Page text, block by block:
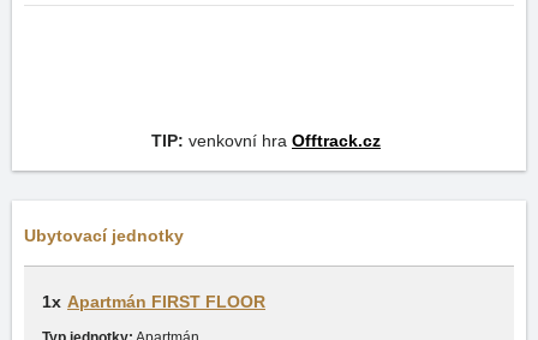
TIP: venkovní hra Offtrack.cz
Ubytovací jednotky
1x Apartmán FIRST FLOOR